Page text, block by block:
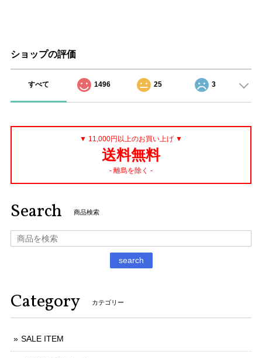
ショップの評価
すべて 1496 25 3
▼ 11,000円以上のお買い上げ ▼
送料無料
- 離島を除く -
Search 商品検索
search
Category カテゴリー
SALE ITEM